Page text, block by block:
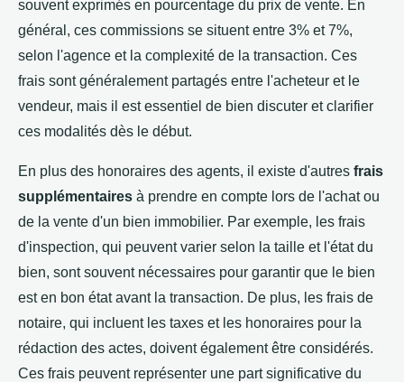
souvent exprimés en pourcentage du prix de vente. En
général, ces commissions se situent entre 3% et 7%,
selon l'agence et la complexité de la transaction. Ces
frais sont généralement partagés entre l'acheteur et le
vendeur, mais il est essentiel de bien discuter et clarifier
ces modalités dès le début.
En plus des honoraires des agents, il existe d'autres frais
supplémentaires à prendre en compte lors de l'achat ou
de la vente d'un bien immobilier. Par exemple, les frais
d'inspection, qui peuvent varier selon la taille et l'état du
bien, sont souvent nécessaires pour garantir que le bien
est en bon état avant la transaction. De plus, les frais de
notaire, qui incluent les taxes et les honoraires pour la
rédaction des actes, doivent également être considérés.
Ces frais peuvent représenter une part significative du